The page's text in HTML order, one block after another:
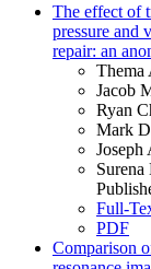
The effect of
pressure and
repair: an
Thema
Jacob
Ryan
Mark
Joseph
Surena
Full-
PDF
Comparison